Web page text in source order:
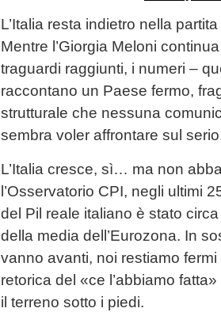
L’Italia resta indietro nella
Mentre l’Giorgia Meloni
traguardi raggiunti, i numeri –
raccontano un Paese fermo,
strutturale che nessuna
sembra voler affrontare sul
L’Italia cresce, sì… ma non
l’Osservatorio CPI, negli ultimi
del Pil reale italiano è stato
della media dell’Eurozona. In
vanno avanti, noi restiamo
retorica del «ce l’abbiamo
il terreno sotto i piedi.